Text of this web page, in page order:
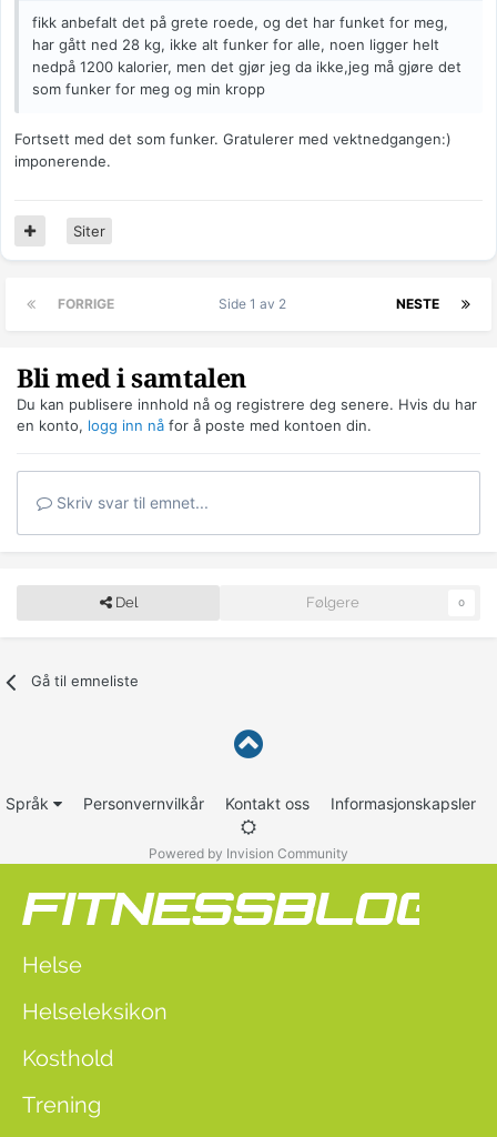
fikk anbefalt det på grete roede, og det har funket for meg,
har gått ned 28 kg, ikke alt funker for alle, noen ligger helt
nedpå 1200 kalorier, men det gjør jeg da ikke,jeg må gjøre det
som funker for meg og min kropp
Fortsett med det som funker. Gratulerer med vektnedgangen:)
imponerende.
Siter
FORRIGE NESTE
Side 1 av 2
Bli med i samtalen
Du kan publisere innhold nå og registrere deg senere. Hvis du har
en konto, logg inn nå for å poste med kontoen din.
Skriv svar til emnet...
Del Følgere 0
Gå til emneliste
Språk Personvernvilkår Kontakt oss Informasjonskapsler
Powered by Invision Community
Helse
Helseleksikon
Kosthold
Trening